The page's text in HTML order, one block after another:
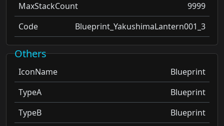
MaxStackCount
9999
Code
Blueprint_YakushimaLantern001_3
Others
IconName
Blueprint
TypeA
Blueprint
TypeB
Blueprint